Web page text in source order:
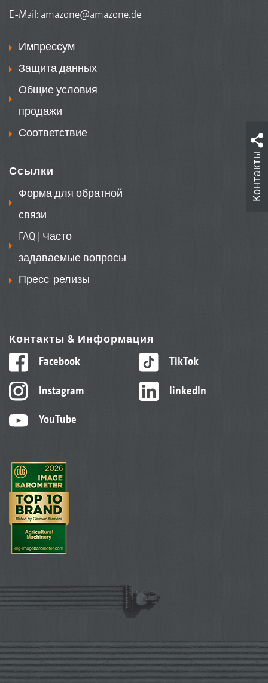
E-Mail: amazone@amazone.de
Импрессум
Защита данных
Общие условия
продажи
Соответствие
Ссылки
Форма для обратной
связи
FAQ | Часто
задаваемые вопросы
Пресс-релизы
Контакты & Информация
Facebook
Instagram
YouTube
TikTok
linkedIn
Контакты